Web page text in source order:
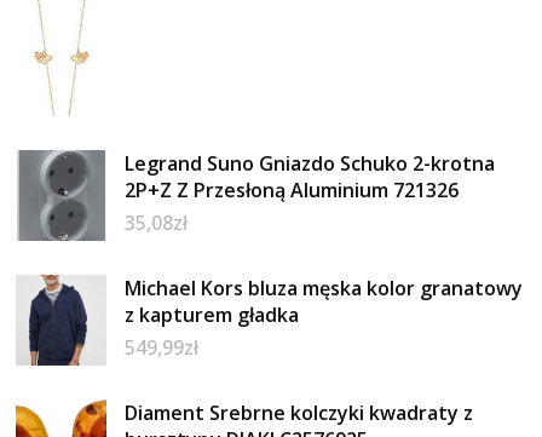
Legrand Suno Gniazdo Schuko 2-krotna
2P+Z Z Przesłoną Aluminium 721326
35,08zł
Michael Kors bluza męska kolor granatowy
z kapturem gładka
549,99zł
Diament Srebrne kolczyki kwadraty z